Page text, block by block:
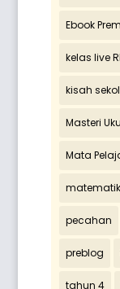
Ebook
kelas live
kisah
Masteri
Mata
pecahan
preblog
tahun 4